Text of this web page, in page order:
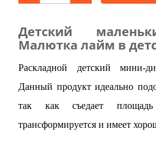
Детский
Малютка лайм в
Раскладной детский мини-
Данный продукт идеально
так как съедает
трансформируется и имеет